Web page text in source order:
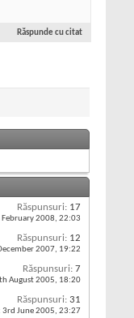
Răspunde cu citat
Răspunsuri: 17
2008, 22:03
Răspunsuri: 12
2007, 19:22
Răspunsuri: 7
August 2005, 18:20
Răspunsuri: 31
3rd June 2005, 23:27